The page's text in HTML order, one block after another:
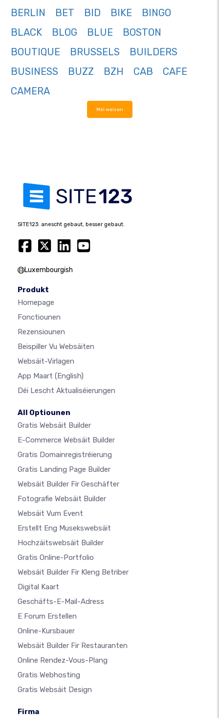
BERLIN
BET BID BIKE
BINGO
BLACK
BLOG BLUE
BOSTON
BOUTIQUE
BRUSSELS
BUILDERS
BUSINESS
BUZZ BZH CAB
CAFE
CAMERA
Méi weisen
SITE123: anescht gebaut, besser gebaut.
Luxembourgish
Produkt
Homepage
Fonctiounen
Rezensiounen
Beispiller Vu Websäiten
Websäit-Virlagen
App Maart (English)
Déi Lescht Aktualiséierungen
All Optiounen
Gratis Websäit Builder
E-Commerce Websäit Builder
Gratis Domainregistréierung
Gratis Landing Page Builder
Websäit Builder Fir Geschäfter
Fotografie Websäit Builder
Websäit Vum Event
Erstellt Eng Musekswebsäit
Hochzäitswebsäit Builder
Gratis Online-Portfolio
Websäit Builder Fir Kleng Betriber
Digital Kaart
Geschäfts-E-Mail-Adress
E Forum Erstellen
Online-Kursbauer
Websäit Builder Fir Restauranten
Online Rendez-Vous-Plang
Gratis Webhosting
Gratis Websäit Design
Firma